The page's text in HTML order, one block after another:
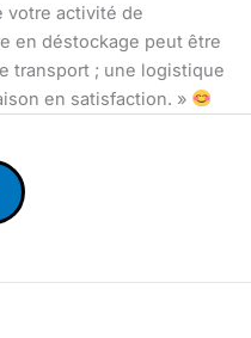
votre activité de
en déstockage peut être
transport ; une logistique
en satisfaction. »